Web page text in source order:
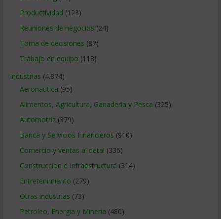
Productividad (123)
Reuniones de negocios (24)
Toma de decisiones (87)
Trabajo en equipo (118)
Industrias (4.874)
Aeronautica (95)
Alimentos, Agricultura, Ganaderia y Pesca (325)
Automotriz(379)
Banca y Servicios Financieros (910)
Comercio y ventas al detal (336)
Construccion e Infraestructura (314)
Entretenimiento (279)
Otras industrias (73)
Petroleo, Energia y Mineria (480)